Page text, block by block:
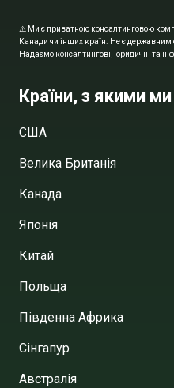
⚠️ Ми є приватною консалтинговою
Канади чи інших країн. Не є
Надаємо консалтингові, юридичні та
Країни, з якими
США
Велика Британія
Канада
Японія
Китай
Польща
Південна Африка
Сінгапур
Австралія